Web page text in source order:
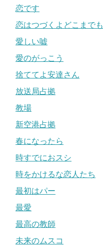
恋です
恋はつづくよどこまでも
愛しい嘘
愛のがっこう
捨ててよ安達さん
放送局占拠
教場
新空港占拠
春になったら
時すでにおスシ
時をかけるな恋人たち
最初はパー
最愛
最高の教師
未来のムスコ